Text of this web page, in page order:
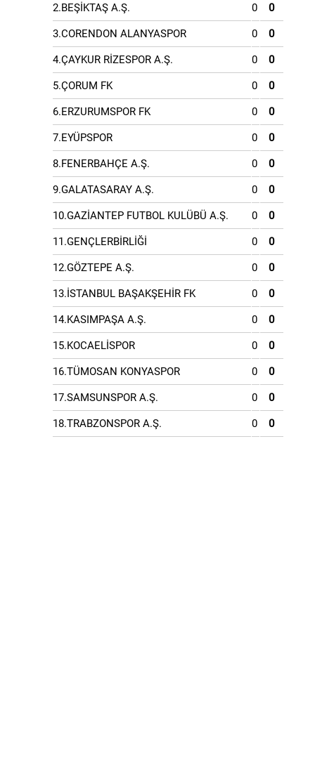
2.BEŞİKTAŞ A.Ş. 0 0
3.CORENDON ALANYASPOR 0 0
4.ÇAYKUR RİZESPOR A.Ş. 0 0
5.ÇORUM FK 0 0
6.ERZURUMSPOR FK 0 0
7.EYÜPSPOR 0 0
8.FENERBAHÇE A.Ş. 0 0
9.GALATASARAY A.Ş. 0 0
10.GAZİANTEP FUTBOL KULÜBÜ A.Ş. 0 0
11.GENÇLERBİRLİĞİ 0 0
12.GÖZTEPE A.Ş. 0 0
13.İSTANBUL BAŞAKŞEHİR FK 0 0
14.KASIMPAŞA A.Ş. 0 0
15.KOCAELİSPOR 0 0
16.TÜMOSAN KONYASPOR 0 0
17.SAMSUNSPOR A.Ş. 0 0
18.TRABZONSPOR A.Ş. 0 0